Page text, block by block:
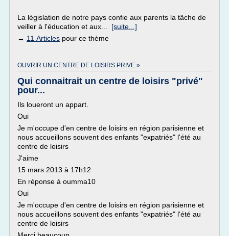
La législation de notre pays confie aux parents la tâche de
veiller à l'éducation et aux... [suite...]
→ 11 Articles pour ce thème
OUVRIR UN CENTRE DE LOISIRS PRIVE »
Qui connaitrait un centre de loisirs "privé"
pour...
Ils loueront un appart.
Oui
Je m'occupe d'en centre de loisirs en région parisienne et
nous accueillons souvent des enfants "expatriés" l'été au
centre de loisirs
J'aime
15 mars 2013 à 17h12
En réponse à oumma10
Oui
Je m'occupe d'en centre de loisirs en région parisienne et
nous accueillons souvent des enfants "expatriés" l'été au
centre de loisirs